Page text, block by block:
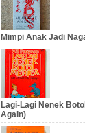
Mimpi Anak Jadi
Lagi-Lagi Nenek
Again)